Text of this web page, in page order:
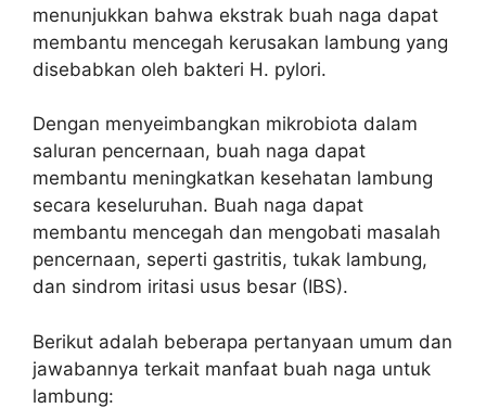
menunjukkan bahwa ekstrak buah naga dapat
membantu mencegah kerusakan lambung yang
disebabkan oleh bakteri H. pylori.
Dengan menyeimbangkan mikrobiota dalam
saluran pencernaan, buah naga dapat
membantu meningkatkan kesehatan lambung
secara keseluruhan. Buah naga dapat
membantu mencegah dan mengobati masalah
pencernaan, seperti gastritis, tukak lambung,
dan sindrom iritasi usus besar (IBS).
Berikut adalah beberapa pertanyaan umum dan
jawabannya terkait manfaat buah naga untuk
lambung: